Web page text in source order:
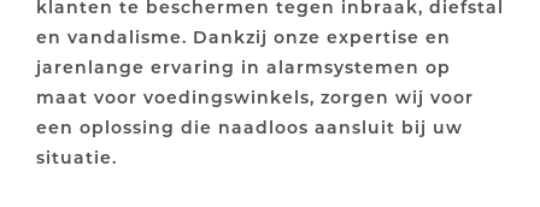
klanten te beschermen tegen inbraak, diefstal
en vandalisme. Dankzij onze expertise en
jarenlange ervaring in alarmsystemen op
maat voor voedingswinkels, zorgen wij voor
een oplossing die naadloos aansluit bij uw
situatie.